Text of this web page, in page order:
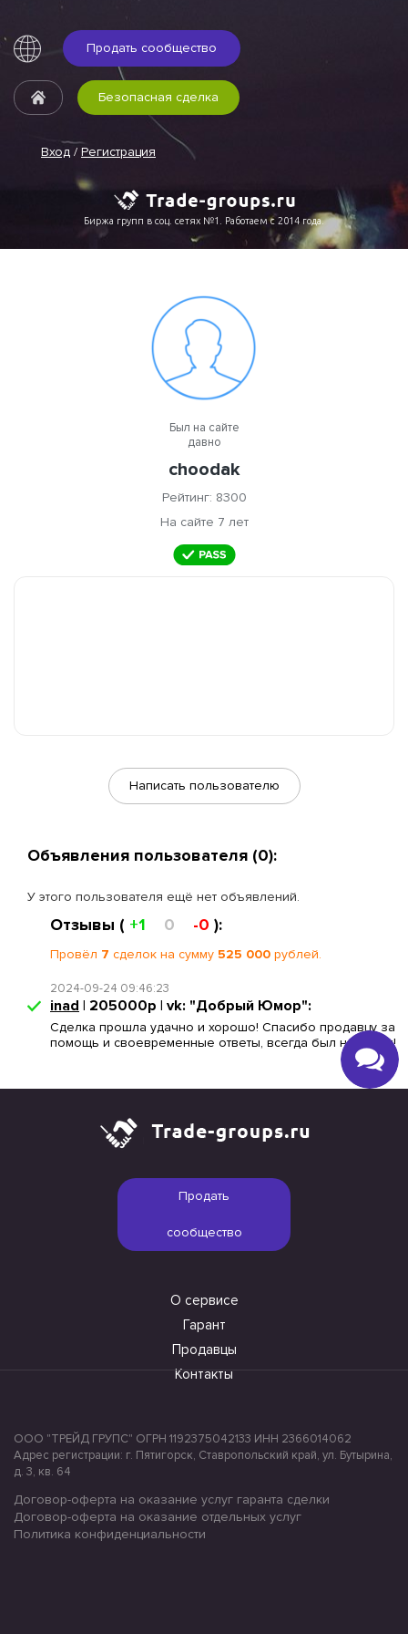
Продать сообщество
Вход / Регистрация
Безопасная сделка
Биржа групп в соц. сетях №1. Работаем с 2014 года.
Был на сайте
давно
choodak
Рейтинг: 8300
На сайте 7 лет
Написать пользователю
Объявления пользователя (0):
У этого пользователя ещё нет объявлений.
Отзывы ( +1 0 -0 ):
Провёл 7 сделок на сумму 525 000 рублей.
2024-09-24 09:46:23
inad | 205000р | vk: "Добрый Юмор":
Сделка прошла удачно и хорошо! Спасибо продавцу за
помощь и своевременные ответы, всегда был на связи!
Продать
сообщество
О сервисе
Гарант
Продавцы
Контакты
ООО "ТРЕЙД ГРУПС" ОГРН 1192375042133 ИНН 2366014062
Адрес регистрации: г. Пятигорск, Ставропольский край, ул. Бутырина,
д. 3, кв. 64
Договор-оферта на оказание услуг гаранта сделки
Договор-оферта на оказание отдельных услуг
Политика конфиденциальности